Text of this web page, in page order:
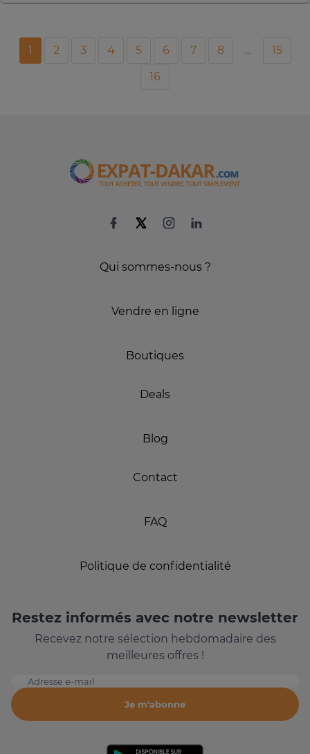
1 2 3 4 5 6 7 8 ...
15
16
Qui sommes-nous ?
Vendre en ligne
Boutiques
Deals
Blog
Contact
FAQ
Politique de confidentialité
Restez informés avec notre newsletter
Recevez notre sélection hebdomadaire des
meilleures offres !
Adresse e-mail
Je m'abonne